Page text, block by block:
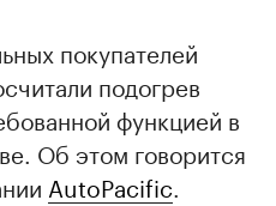
покупателей
подогрев
функцией в
Об этом говорится
AutoPacific.